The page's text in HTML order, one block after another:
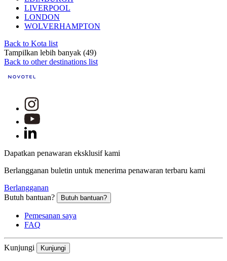
LIVERPOOL
LONDON
WOLVERHAMPTON
Back to Kota list
Tampilkan lebih banyak (49)
Back to other destinations list
Dapatkan penawaran eksklusif kami
Berlangganan buletin untuk menerima penawaran terbaru kami
Berlangganan
Butuh bantuan?
Butuh bantuan?
Pemesanan saya
FAQ
Kunjungi Kunjungi